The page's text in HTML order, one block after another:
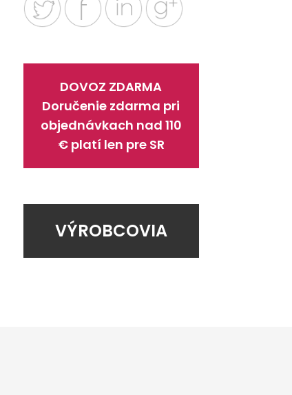
DOVOZ ZDARMA
Doručenie zdarma pri
objednávkach nad 110
€ platí len pre SR
VÝROBCOVIA